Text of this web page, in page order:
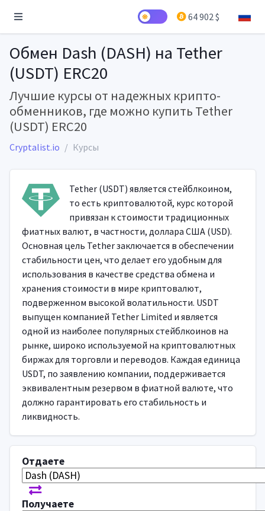
64 902 $
Обмен Dash (DASH) на Tether
(USDT) ERC20
Лучшие курсы от надежных крипто-
обменников, где можно купить Tether
(USDT) ERC20
Cryptalist.io Курсы
Tether (USDT) является стейблкоином,
то есть криптовалютой, курс которой
привязан к стоимости традиционных
фиатных валют, в частности, доллара США (USD).
Основная цель Tether заключается в обеспечении
стабильности цен, что делает его удобным для
использования в качестве средства обмена и
хранения стоимости в мире криптовалют,
подверженном высокой волатильности. USDT
выпущен компанией Tether Limited и является
одной из наиболее популярных стейблкоинов на
рынке, широко используемой на криптовалютных
биржах для торговли и переводов. Каждая единица
USDT, по заявлению компании, поддерживается
эквивалентным резервом в фиатной валюте, что
должно гарантировать его стабильность и
ликвидность.
Отдаете
Получаете